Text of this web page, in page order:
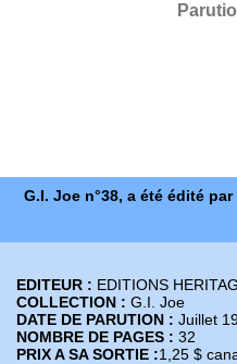
G.I. Joe n°38, a été édité
EDITEUR : EDITIONS
COLLECTION : G.I. Joe
DATE DE PARUTION : Juillet
NOMBRE DE PAGES : 32
PRIX A SA SORTIE :1,25 $